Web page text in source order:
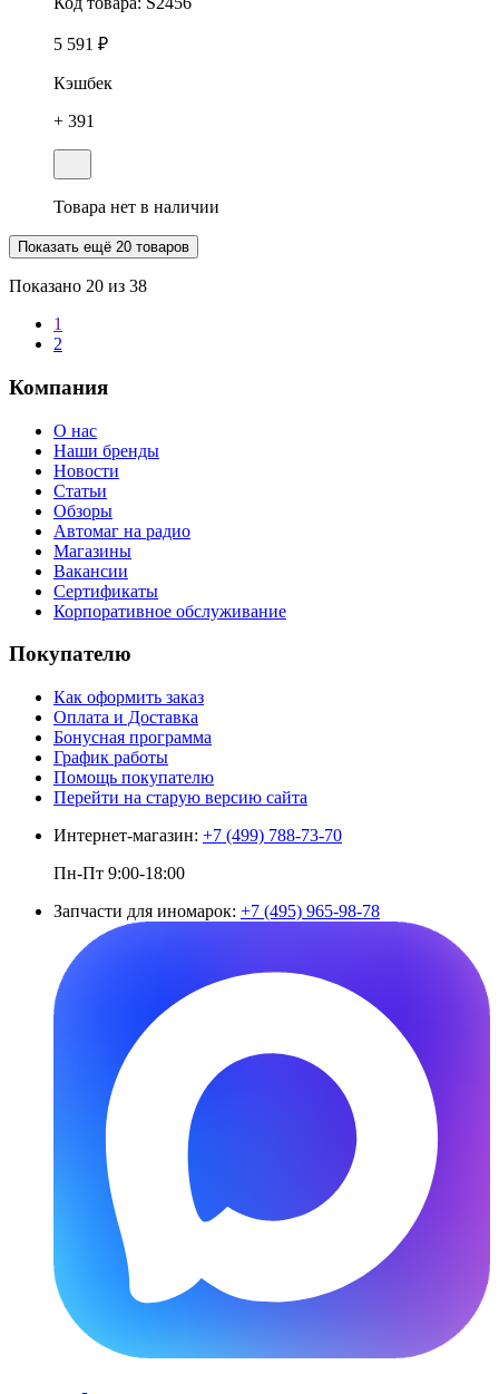
5 591 ₽
Кэшбек
+ 391
Товара нет в наличии
Показать ещё 20 товаров
Показано 20 из 38
1
2
Компания
О нас
Наши бренды
Новости
Статьи
Обзоры
Автомаг на радио
Магазины
Вакансии
Сертификаты
Корпоративное обслуживание
Покупателю
Как оформить заказ
Оплата и Доставка
Бонусная программа
График работы
Помощь покупателю
Перейти на старую версию сайта
Интернет-магазин: +7 (499) 788-73-70
Пн-Пт 9:00-18:00
Запчасти для иномарок: +7 (495) 965-98-78